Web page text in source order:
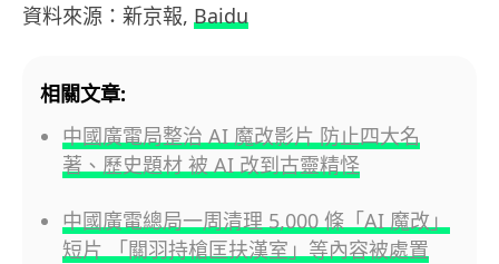
資料來源：新京報, Baidu
相關文章:
中國廣電局整治 AI 魔改影片 防止四大名
著、歷史題材 被 AI 改到古靈精怪
中國廣電總局一周清理 5,000 條「AI 魔改」
短片 「關羽持槍匡扶漢室」等內容被處置